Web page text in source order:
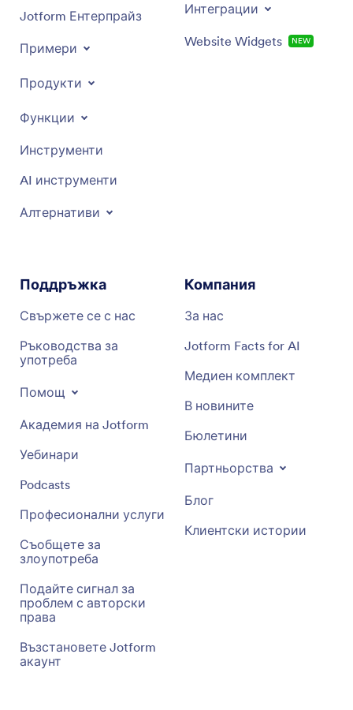
Jotform Ентерпрайз
Примери
Продукти
Функции
Инструменти
AI инструменти
Алтернативи
Интеграции
Website Widgets NEW
Поддръжка
Свържете се с нас
Ръководства за
употреба
Помощ
Академия на Jotform
Уебинари
Podcasts
Професионални услуги
Съобщете за
злоупотреба
Подайте сигнал за
проблем с авторски
права
Възстановете Jotform
акаунт
Компания
За нас
Jotform Facts for AI
Медиен комплект
В новините
Бюлетини
Партньорства
Блог
Клиентски истории